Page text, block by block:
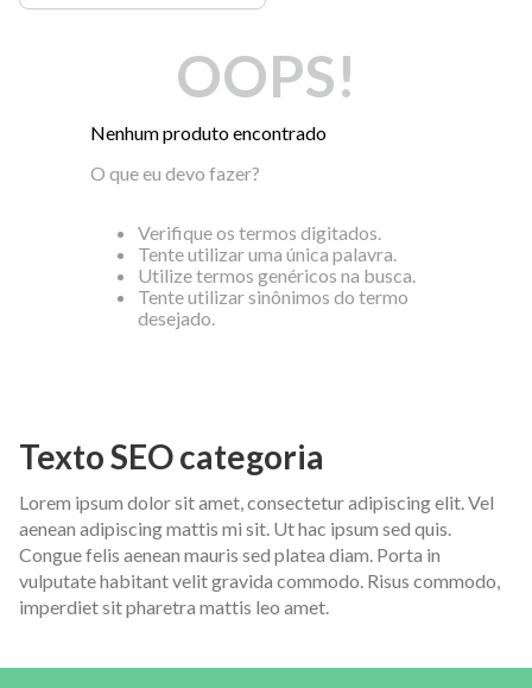
OOPS!
Nenhum produto encontrado
O que eu devo fazer?
Verifique os termos digitados.
Tente utilizar uma única palavra.
Utilize termos genéricos na busca.
Tente utilizar sinônimos do termo
desejado.
Texto SEO categoria
Lorem ipsum dolor sit amet, consectetur adipiscing elit. Vel
aenean adipiscing mattis mi sit. Ut hac ipsum sed quis.
Congue felis aenean mauris sed platea diam. Porta in
vulputate habitant velit gravida commodo. Risus commodo,
imperdiet sit pharetra mattis leo amet.